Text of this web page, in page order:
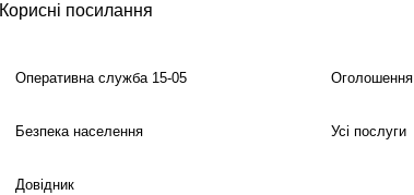
Корисні посилання
Оперативна служба 15-05 Оголошення
Безпека населення Усі послуги
Довідник